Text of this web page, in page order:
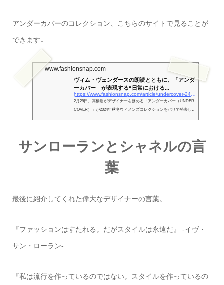
アンダーカバーのコレクション、こちらのサイトで見ることが
できます↓
www.fashionsnap.com
ヴィム・ヴェンダースの朗読とともに、「アンダ
ーカバー」が表現する“日常における...
https://www.fashionsnap.com/article/undercover-24aw-womenns/
2月28日、高橋盾がデザイナーを務める「アンダーカバー（UNDER
COVER）」が2024年秋冬ウィメンズコレクションをパリで発表し
サンローランとシャネルの言
葉
最後に紹介してくれた偉大なデザイナーの言葉。
『ファッションはすたれる。だがスタイルは永遠だ』 -イヴ・
サン・ローラン-
『私は流行を作っているのではない。スタイルを作っているの